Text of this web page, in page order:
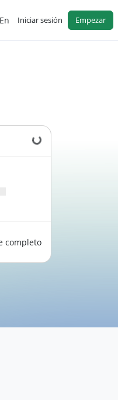
En Iniciar sesión Empezar
Cargando datos...
completo